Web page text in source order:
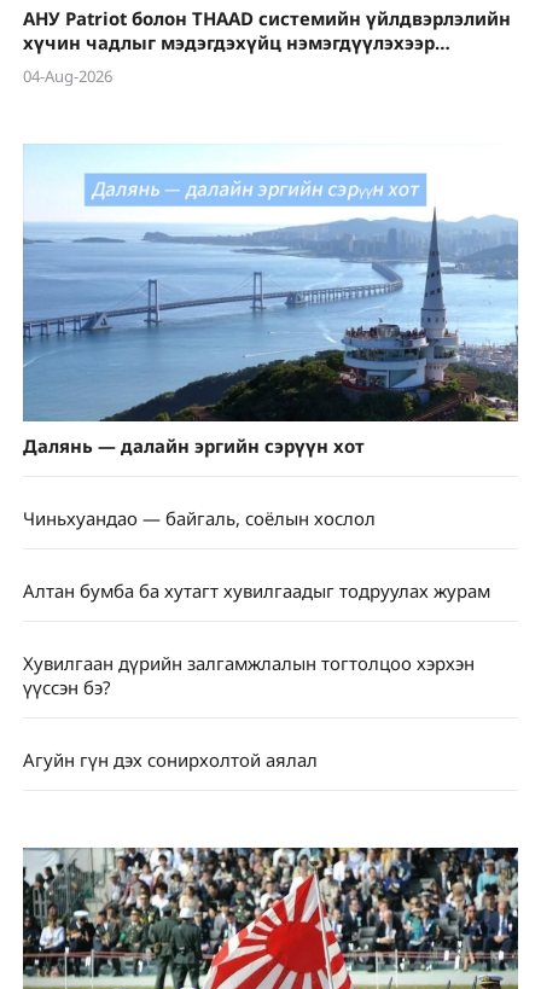
АНУ Patriot болон THAAD системийн үйлдвэрлэлийн
хүчин чадлыг мэдэгдэхүйц нэмэгдүүлэхээр
төлөвлөж байна
04-Aug-2026
Далянь — далайн эргийн сэрүүн хот
Чиньхуандао — байгаль, соёлын хослол
Алтан бумба ба хутагт хувилгаадыг тодруулах журам
Хувилгаан дүрийн залгамжлалын тогтолцоо хэрхэн
үүссэн бэ?
Агуйн гүн дэх сонирхолтой аялал